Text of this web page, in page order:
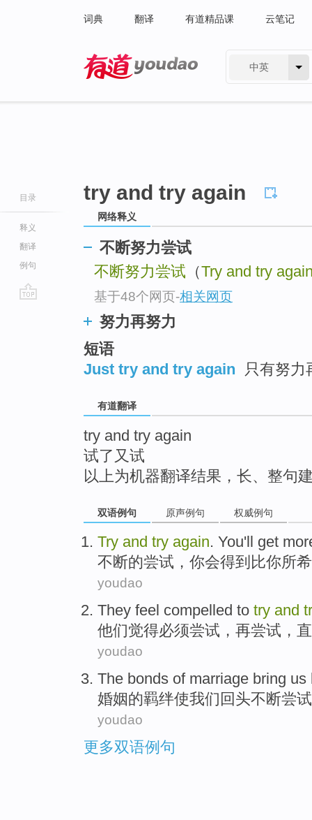
词典 翻译 有道精品课 云笔记
中英
目录
释义
翻译
例句
try and try again
网络释义
不断努力尝试
不断努力尝试 （Try and try
基于48个网页-相关网页
努力再努力
短语
Just try and try again
只有努力
有道翻译
try and try again
试了又试
以上为机器翻译结果，长、整句
双语例句 原声例句 权威例句
Try and try again. You'll get
不断的尝试 ， 你会得到 比你所
youdao
They feel compelled to try and
他们觉得必须尝试 ， 再尝试，
youdao
The bonds of marriage bring us
婚姻的羁绊使我们 回头不断尝试
youdao
更多双语例句